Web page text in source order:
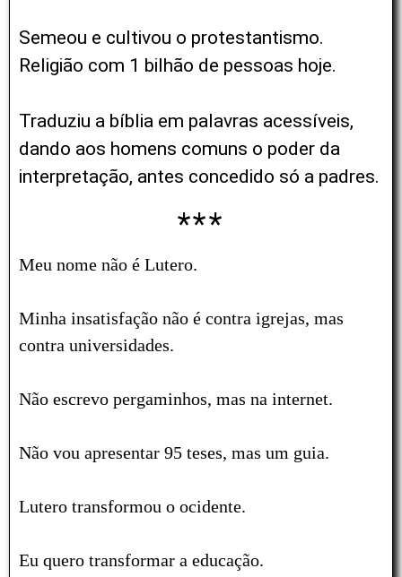
Semeou e cultivou o protestantismo.
Religião com 1 bilhão de pessoas hoje.
Traduziu a bíblia em palavras acessíveis,
dando aos homens comuns o poder da
interpretação, antes concedido só a padres.
***
Meu nome não é Lutero.
Minha insatisfação não é contra igrejas, mas
contra universidades.
Não escrevo pergaminhos, mas na internet.
Não vou apresentar 95 teses, mas um guia.
Lutero transformou o ocidente.
Eu quero transformar a educação.